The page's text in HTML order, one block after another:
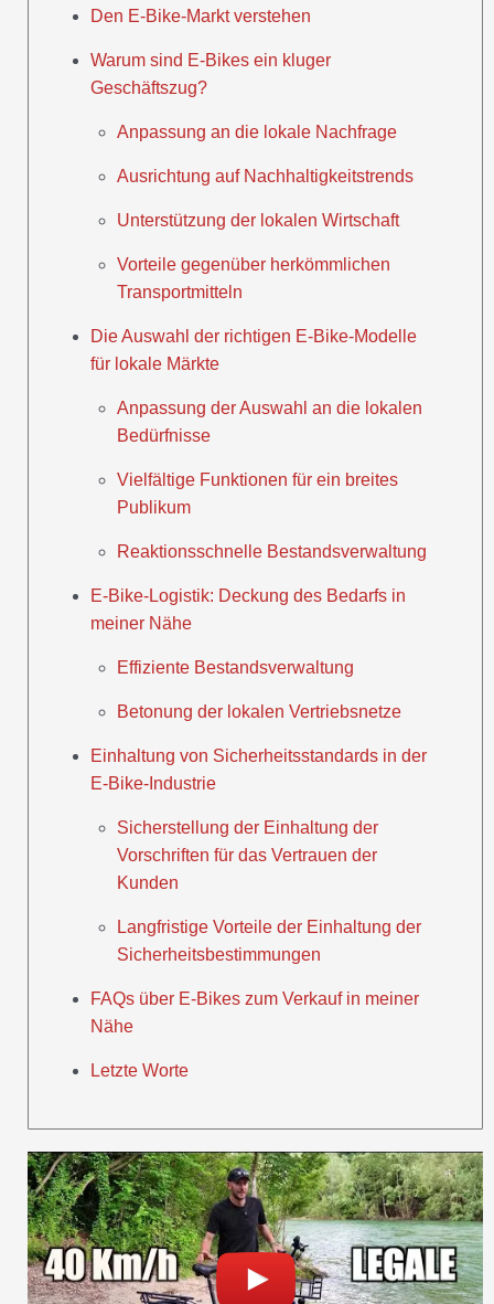
Den E-Bike-Markt verstehen
Warum sind E-Bikes ein kluger
Geschäftszug?
Anpassung an die lokale Nachfrage
Ausrichtung auf Nachhaltigkeitstrends
Unterstützung der lokalen Wirtschaft
Vorteile gegenüber herkömmlichen
Transportmitteln
Die Auswahl der richtigen E-Bike-Modelle
für lokale Märkte
Anpassung der Auswahl an die lokalen
Bedürfnisse
Vielfältige Funktionen für ein breites
Publikum
Reaktionsschnelle Bestandsverwaltung
E-Bike-Logistik: Deckung des Bedarfs in
meiner Nähe
Effiziente Bestandsverwaltung
Betonung der lokalen Vertriebsnetze
Einhaltung von Sicherheitsstandards in der
E-Bike-Industrie
Sicherstellung der Einhaltung der
Vorschriften für das Vertrauen der
Kunden
Langfristige Vorteile der Einhaltung der
Sicherheitsbestimmungen
FAQs über E-Bikes zum Verkauf in meiner
Nähe
Letzte Worte